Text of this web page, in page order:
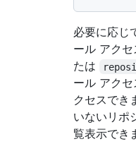
必要に応じ
ール アク
たは
ール アク
クセスでき
いないリポ
覧表示でき